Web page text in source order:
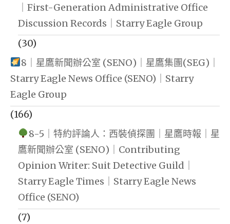
｜First-Generation Administrative Office
Discussion Records｜Starry Eagle Group
(30)
8｜星鷹新聞辦公室 (SENO)｜星鷹集團(SEG)｜
Starry Eagle News Office (SENO)｜Starry
Eagle Group
(166)
8-5｜特約評論人：西裝偵探團｜星鷹時報｜星
鷹新聞辦公室 (SENO)｜Contributing
Opinion Writer: Suit Detective Guild｜
Starry Eagle Times｜Starry Eagle News
Office (SENO)
(7)